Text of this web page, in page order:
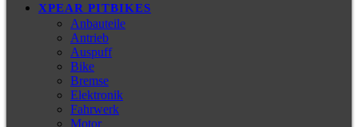
XPEAR PITBIKES
Anbauteile
Antrieb
Auspuff
Bike
Bremse
Elektronik
Fahrwerk
Motor